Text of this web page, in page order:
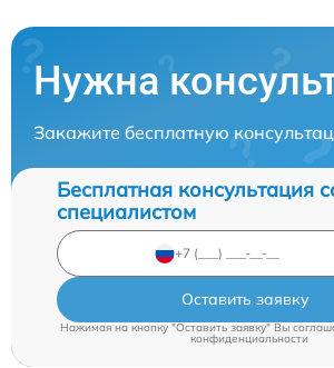
Нужна
Закажите бесплатную
Бесплатная консультация
специалистом
Оставить заявку
Нажимая на кнопку "Оставить заявку" Вы
конфиденциальности